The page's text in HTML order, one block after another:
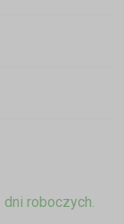
roboczych.